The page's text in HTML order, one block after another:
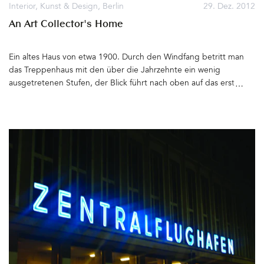
29. Dez. 2012
Interior, Kunst & Design, Berlin
An Art Collector's Home
Ein altes Haus von etwa 1900. Durch den Windfang betritt man
das Treppenhaus mit den über die Jahrzehnte ein wenig
ausgetretenen Stufen, der Blick führt nach oben auf das erste
Wohnbereich, Industrieboden in Grau, an der Wand das 150 x
300 cm große Ölbild »Schlachtensee I« von Cameron Rudd ein
Sideboard aus den 1960ern, rote Stuhl-Klassiker von Thonet,
Lampen von Tobias Grau, hell und sonnig ist es überall, auch die
offene Küche von next125 in Walnuss und Weiß. Beim Einrichten
wurde Rücksicht auf die Kunst genommen, die Bilder sind
teilweise recht groß – wie das Gemälde von Sabine Dehnel in der